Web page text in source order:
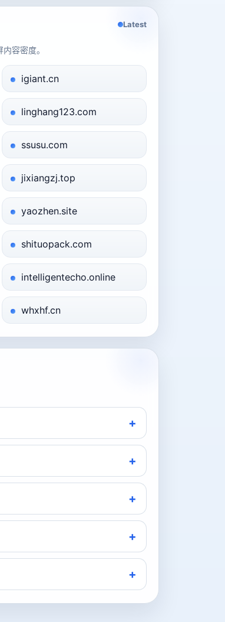
容密度。
Latest
igiant.cn
linghang123.com
ssusu.com
jixiangzj.top
yaozhen.site
shituopack.com
intelligentecho.online
whxhf.cn